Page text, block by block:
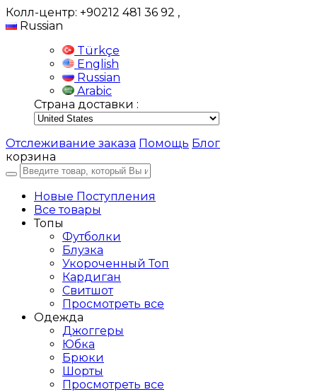
Колл-центр: +90212 481 36 92 ,
Russian
Türkçe
English
Russian
Arabic
Страна доставки :
Отслеживание заказа Помощь Блог
корзина
Новые Поступления
Все товары
Топы
Футболки
Блузка
Укороченный Топ
Кардиган
Свитшот
Просмотреть все
Одежда
Джоггеры
Юбка
Брюки
Шорты
Просмотреть все